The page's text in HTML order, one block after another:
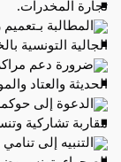
تجارة المخدرات.
المطالبة
الجالية التونسية
ضرورة دعم
الحديثة والعتاد
الدعوة إلى
مقاربة تشاركية
التنبيه إلى